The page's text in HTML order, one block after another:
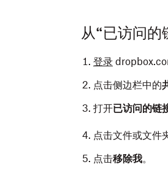
从“已访问的
登录
点击侧边栏中的
打开已访问的链
点击文件或文件
点击移除我。